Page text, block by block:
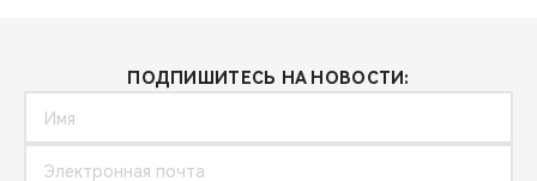
ПОДПИШИТЕСЬ НА НОВОСТИ: